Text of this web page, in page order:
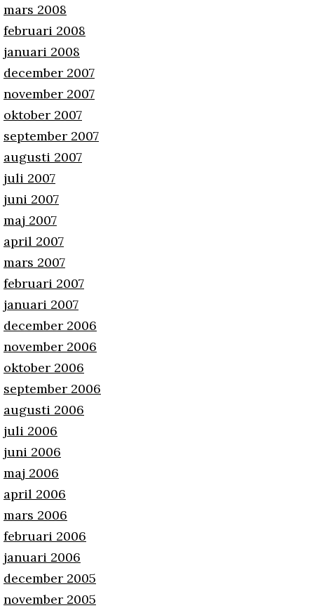
mars 2008
februari 2008
januari 2008
december 2007
november 2007
oktober 2007
september 2007
augusti 2007
juli 2007
juni 2007
maj 2007
april 2007
mars 2007
februari 2007
januari 2007
december 2006
november 2006
oktober 2006
september 2006
augusti 2006
juli 2006
juni 2006
maj 2006
april 2006
mars 2006
februari 2006
januari 2006
december 2005
november 2005